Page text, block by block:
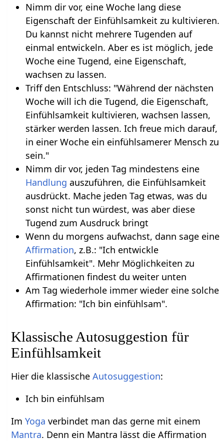
Nimm dir vor, eine Woche lang diese
Eigenschaft der Einfühlsamkeit zu kultivieren.
Du kannst nicht mehrere Tugenden auf
einmal entwickeln. Aber es ist möglich, jede
Woche eine Tugend, eine Eigenschaft,
wachsen zu lassen.
Triff den Entschluss: "Während der nächsten
Woche will ich die Tugend, die Eigenschaft,
Einfühlsamkeit kultivieren, wachsen lassen,
stärker werden lassen. Ich freue mich darauf,
in einer Woche ein einfühlsamerer Mensch zu
sein."
Nimm dir vor, jeden Tag mindestens eine
Handlung auszuführen, die Einfühlsamkeit
ausdrückt. Mache jeden Tag etwas, was du
sonst nicht tun würdest, was aber diese
Tugend zum Ausdruck bringt
Wenn du morgens aufwachst, dann sage eine
Affirmation, z.B.: "Ich entwickle
Einfühlsamkeit". Mehr Möglichkeiten zu
Affirmationen findest du weiter unten
Am Tag wiederhole immer wieder eine solche
Affirmation: "Ich bin einfühlsam".
Klassische Autosuggestion für
Einfühlsamkeit
Hier die klassischeAutosuggestion:
Ich bin einfühlsam
ImYoga verbindet man das gerne mit einem
Mantra. Denn ein Mantra lässt die Affirmation